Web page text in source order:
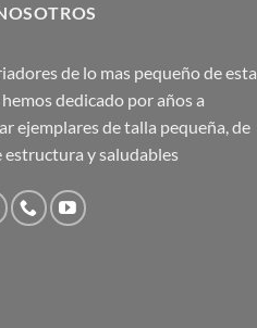
de lo mas pequeño de esta
dedicado por años a
ejemplares de talla pequeña, de
estructura y saludables